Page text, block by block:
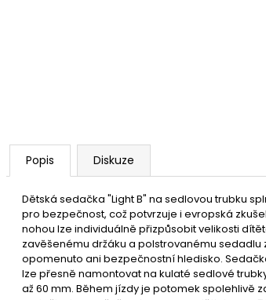
Popis Diskuze
Dětská sedačka "Light B" na sedlovou trubku
pro bezpečnost, což potvrzuje i evropská
nohou lze individuálně přizpůsobit velikosti
zavěšenému držáku a polstrovanému
opomenuto ani bezpečnostní hledisko.
lze přesně namontovat na kulaté sedlové
až 60 mm. Během jízdy je potomek spolehlivě